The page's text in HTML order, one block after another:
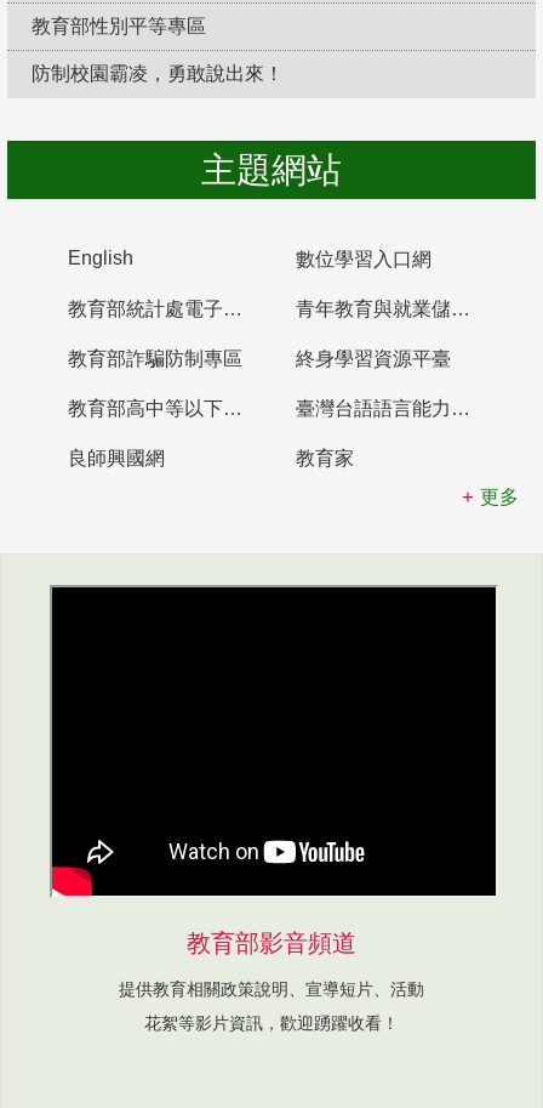
教育部性別平等專區
防制校園霸凌，勇敢說出來！
主題網站
English 數位學習入口網
教育部統計處電子書櫃 青年教育與就業儲蓄帳戶
教育部詐騙防制專區 終身學習資源平臺
教育部高中等以下學校及幼兒園教師資格檢定考試 臺灣台語語言能力認證網站
良師興國網
教育家
更多
教育部影音頻道
提供教育相關政策說明、宣導短片、活動
花絮等影片資訊，歡迎踴躍收看！